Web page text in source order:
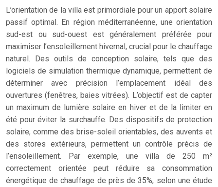
L’orientation de la villa est primordiale pour un apport solaire
passif optimal. En région méditerranéenne, une orientation
sud-est ou sud-ouest est généralement préférée pour
maximiser l’ensoleillement hivernal, crucial pour le chauffage
naturel. Des outils de conception solaire, tels que des
logiciels de simulation thermique dynamique, permettent de
déterminer avec précision l’emplacement idéal des
ouvertures (fenêtres, baies vitrées). L’objectif est de capter
un maximum de lumière solaire en hiver et de la limiter en
été pour éviter la surchauffe. Des dispositifs de protection
solaire, comme des brise-soleil orientables, des auvents et
des stores extérieurs, permettent un contrôle précis de
l’ensoleillement. Par exemple, une villa de 250 m²
correctement orientée peut réduire sa consommation
énergétique de chauffage de près de 35%, selon une étude